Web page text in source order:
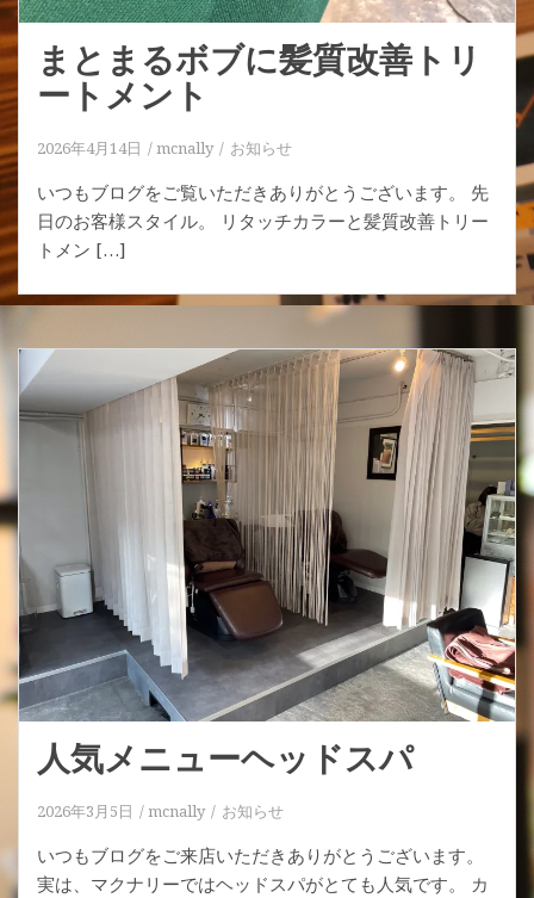
まとまるボブに髪質改善トリ
ートメント
2026年4月14日 mcnally お知らせ
いつもブログをご覧いただきありがとうございます。 先
日のお客様スタイル。 リタッチカラーと髪質改善トリー
トメン […]
人気メニューヘッドスパ
2026年3月5日 mcnally お知らせ
いつもブログをご来店いただきありがとうございます。
実は、マクナリーではヘッドスパがとても人気です。 カ